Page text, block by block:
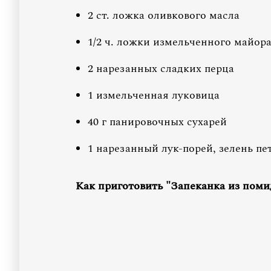
2 ст. ложка оливкового масла
1/2 ч. ложки измельченного
2 нарезанных сладких перца
1 измельченная луковица
40 г панировочных сухарей
1 нарезанный лук-порей, зелень
Как приготовить "Запеканка из